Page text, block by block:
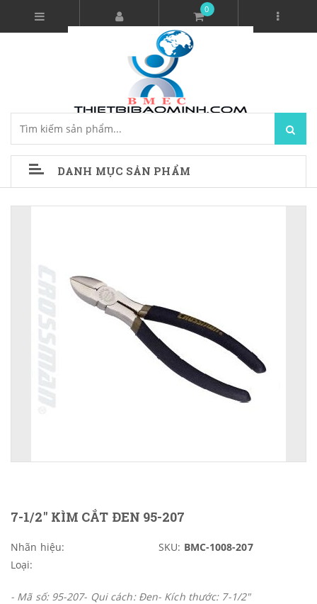
0
DANH MỤC SẢN PHẨM
7-1/2" KÌM CẮT ĐEN 95-207
Nhãn hiệu: SKU: BMC-1008-207
Loại:
- Mã số: 95-207- Qui cách: Đen- Kích thước: 7-1/2"